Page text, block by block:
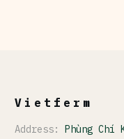
Vietferm
Address: Phùng Chí